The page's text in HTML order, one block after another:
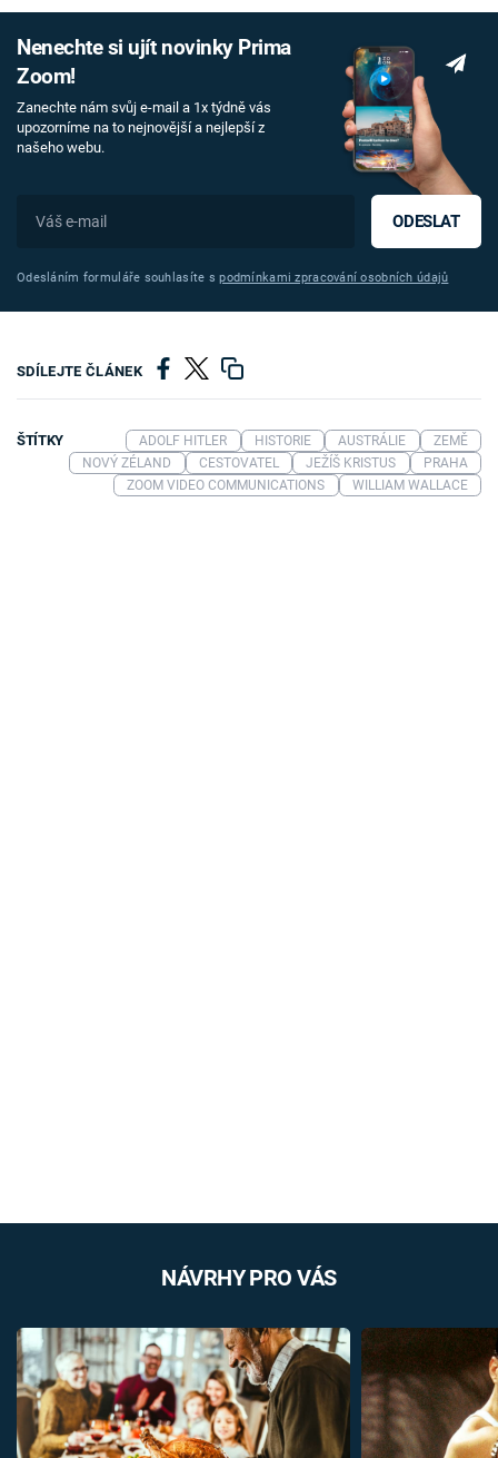
Nenechte si ujít novinky Prima
Zoom!
Zanechte nám svůj e-mail a 1x týdně vás
upozorníme na to nejnovější a nejlepší z
našeho webu.
ODESLAT
Odesláním formuláře souhlasíte spodmínkami zpracování osobních údajů
SDÍLEJTE ČLÁNEK
ŠTÍTKY ADOLF HITLER HISTORIE AUSTRÁLIE
ZEMĚ
NOVÝ ZÉLAND
CESTOVATEL JEŽÍŠ KRISTUS
PRAHA
ZOOM VIDEO COMMUNICATIONS
WILLIAM WALLACE
NÁVRHY PRO VÁS